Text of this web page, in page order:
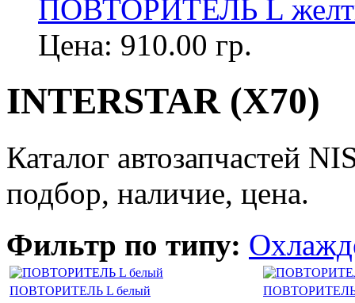
ПОВТОРИТЕЛЬ L
Цена: 910.00 гр.
INTERSTAR (X70)
Каталог автозапчастей
подбор, наличие, цена.
Фильтр по типу:
ПОВТОРИТЕЛЬ L белый
ПОВТОРИТЕЛЬ